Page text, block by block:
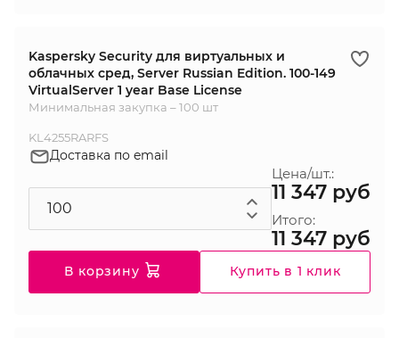
Kaspersky Security для виртуальных и
облачных сред, Server Russian Edition. 100-149
VirtualServer 1 year Base License
Минимальная закупка – 100 шт
KL4255RARFS
Доставка по email
Цена/шт.:
11 347 руб
Итого:
11 347 руб
В корзину Купить в 1 клик